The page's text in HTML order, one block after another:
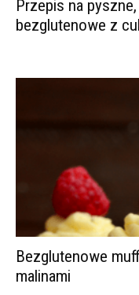
Przepis na
bezglutenowe z
Bezglutenowe
malinami